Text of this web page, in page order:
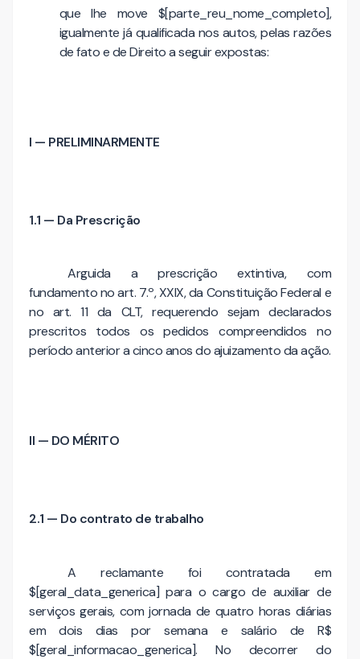
que lhe move $[parte_reu_nome_completo],
igualmente já qualificada nos autos, pelas razões
de fato e de Direito a seguir expostas:
I — PRELIMINARMENTE
1.1 — Da Prescrição
Arguida a prescrição extintiva, com
fundamento no art. 7.º, XXIX, da Constituição Federal e
no art. 11 da CLT, requerendo sejam declarados
prescritos todos os pedidos compreendidos no
período anterior a cinco anos do ajuizamento da ação.
II — DO MÉRITO
2.1 — Do contrato de trabalho
A reclamante foi contratada em
$[geral_data_generica] para o cargo de auxiliar de
serviços gerais, com jornada de quatro horas diárias
em dois dias por semana e salário de R$
$[geral_informacao_generica]. No decorrer do